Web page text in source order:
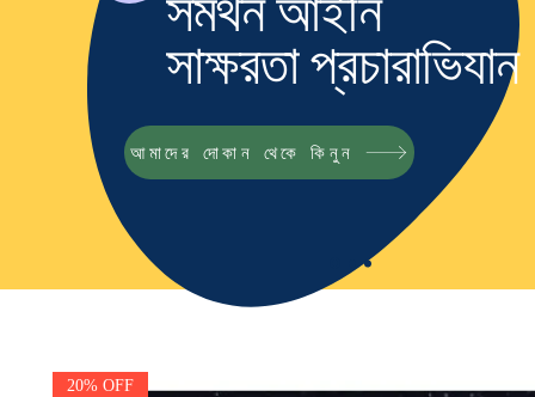
সাক্ষরতা প্রচারাভিযান
আমাদের দোকান থেকে কিনুন
20% OFF